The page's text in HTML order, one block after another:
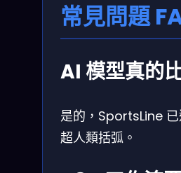
常見問題
AI 模型真的
是的，SportsLine 已
超人類括弧。